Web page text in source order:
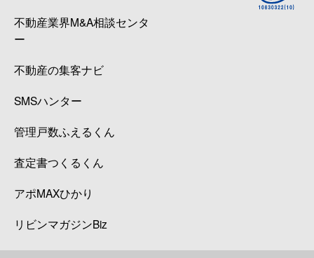
不動産業界M&A相談センタ
ー
不動産の集客ナビ
SMSハンター
管理戸数ふえるくん
査定書つくるくん
アポMAXひかり
リビンマガジンBiz